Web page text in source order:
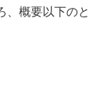
、概要以下のと